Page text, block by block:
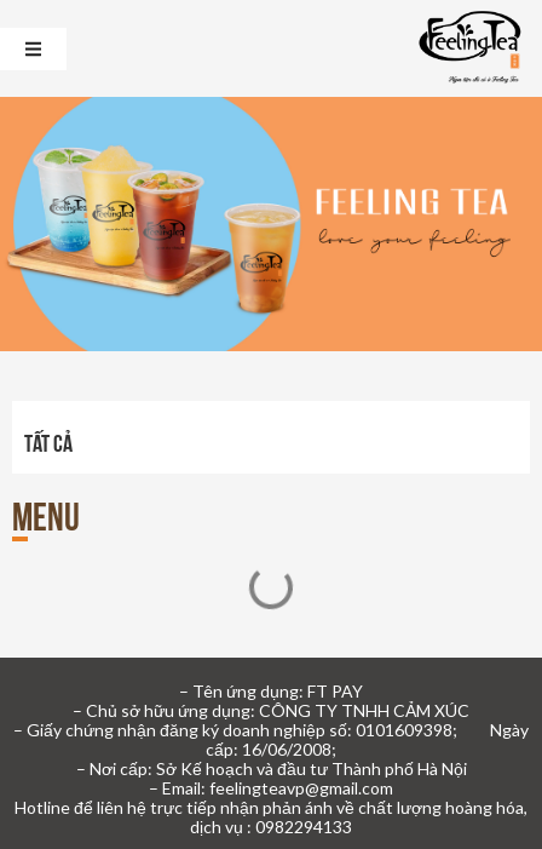
Tất cả
Menu
– Tên ứng dụng: FT PAY
– Chủ sở hữu ứng dụng: CÔNG TY TNHH CẢM XÚC
– Giấy chứng nhận đăng ký doanh nghiệp số: 0101609398; Ngày
cấp: 16/06/2008;
– Nơi cấp: Sở Kế hoạch và đầu tư Thành phố Hà Nội
– Email: feelingteavp@gmail.com
Hotline để liên hệ trực tiếp nhận phản ánh về chất lượng hoàng hóa,
dịch vụ : 0982294133